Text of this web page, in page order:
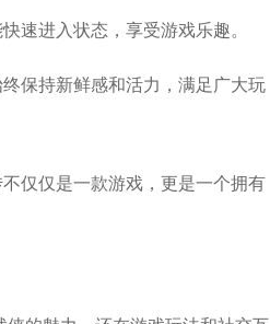
速进入状态，享受游戏乐趣。
保持新鲜感和活力，满足广大玩
仅仅是一款游戏，更是一个拥有